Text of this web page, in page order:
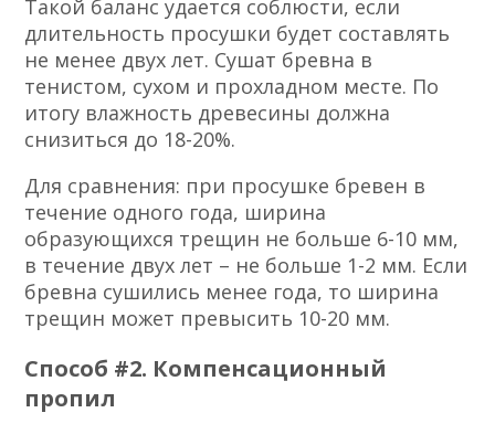
Такой баланс удается соблюсти, если
длительность просушки будет составлять
не менее двух лет. Сушат бревна в
тенистом, сухом и прохладном месте. По
итогу влажность древесины должна
снизиться до 18-20%.
Для сравнения: при просушке бревен в
течение одного года, ширина
образующихся трещин не больше 6-10 мм,
в течение двух лет – не больше 1-2 мм. Если
бревна сушились менее года, то ширина
трещин может превысить 10-20 мм.
Способ #2. Компенсационный
пропил